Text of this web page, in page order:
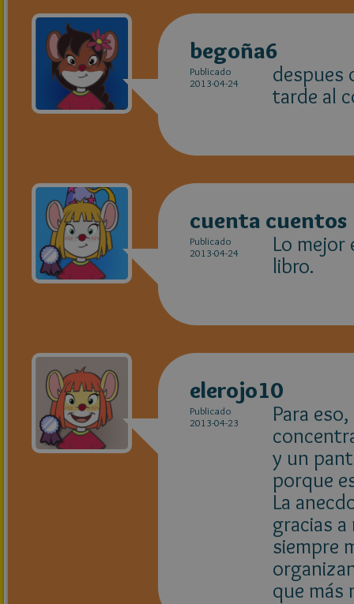
begoña6
Publicado
2013-04-24
despues
tarde al
cuenta cuentos
Publicado
2013-04-24
Lo mejor
libro.
elerojo10
Publicado
2013-04-23
Para
y un
porque
La
gracias
siempre
que más